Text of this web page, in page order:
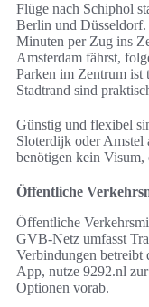
Flüge nach Schiphol
Berlin und
Minuten per Zug ins
Amsterdam fährst,
Parken im Zentrum ist
Stadtrand sind
Günstig und flexibel
Sloterdijk oder Amstel
benötigen kein Visum,
Öffentliche
Öffentliche
GVB-Netz umfasst
Verbindungen
App, nutze 9292.nl
Optionen vorab.